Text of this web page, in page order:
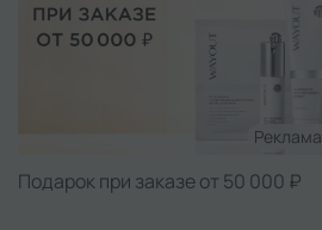
Реклама
Подарок при заказе от 50 000 ₽